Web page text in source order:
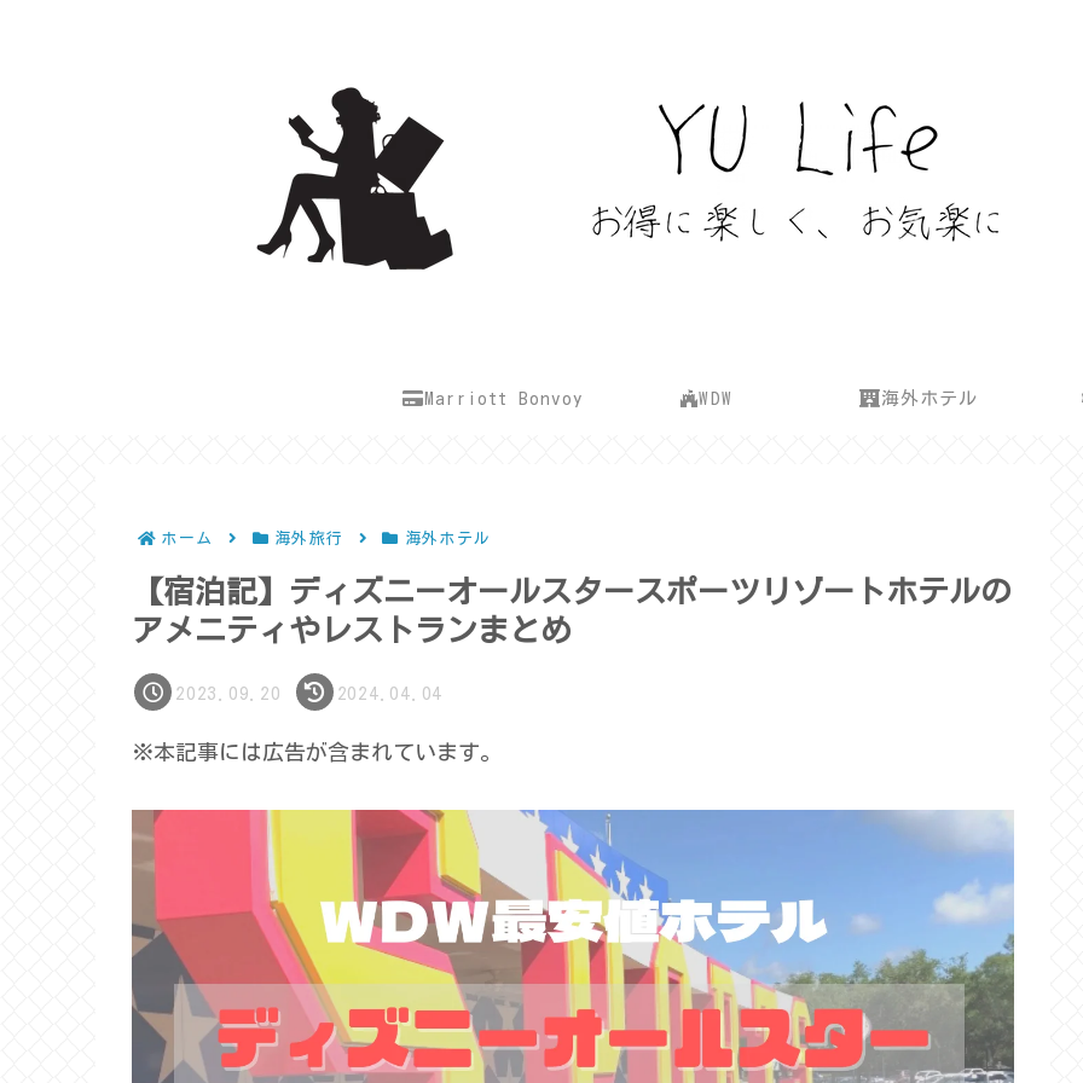
Marriott Bonvoy WDW 海外ホテル
ホーム 海外旅行 海外ホテル
【宿泊記】ディズニーオールスタースポーツリゾートホテルの
アメニティやレストランまとめ
2023.09.20 2024.04.04
※本記事には広告が含まれています。